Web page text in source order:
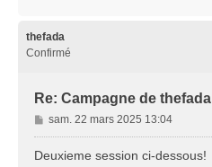
thefada
Confirmé
Re: Campagne de thefada
M
e
s
sam. 22 mars 2025 13:04
Deuxieme session ci-dessous!